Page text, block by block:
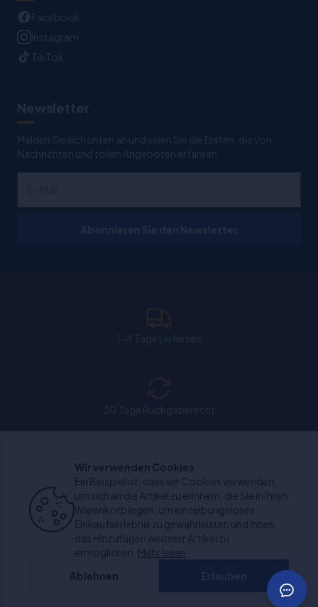
Facebook
Instagram
TikTok
Newsletter
Melden Sie sich unten an und seien Sie die Ersten, die von
Nachrichten und tollen Angeboten erfahren
Chat: Werktags von 11:00-15:30 Uhr geöffnet.
+1000 bewertungen
Wir verwenden Cookies
Ein Beispiel ist, dass wir Cookies verwenden,
um sich an die Artikel zu erinnern, die Sie in Ihren
Warenkorb legen, um ein reibungsloses
Einkaufserlebnis zu gewährleisten und Ihnen
das Hinzufügen weiterer Artikel zu
ermöglichen. Mehr lesen
Ablehnen